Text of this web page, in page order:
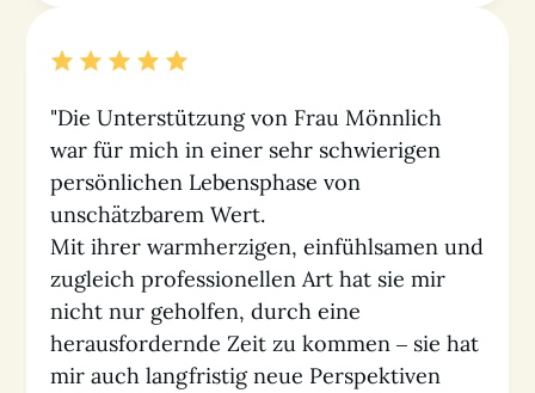
"Die Unterstützung von Frau Mönnlich
war für mich in einer sehr schwierigen
persönlichen Lebensphase von
unschätzbarem Wert.
Mit ihrer warmherzigen, einfühlsamen und
zugleich professionellen Art hat sie mir
nicht nur geholfen, durch eine
herausfordernde Zeit zu kommen – sie hat
mir auch langfristig neue Perspektiven